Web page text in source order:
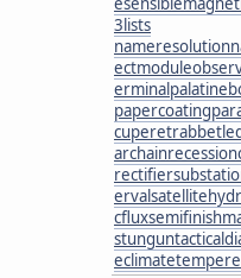
3lists
nameresolution
ectmodule
erminal
papercoating
cuperet
archain
erval
cflux
stungun
eclimate